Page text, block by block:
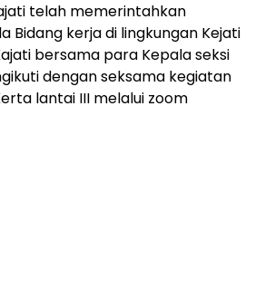
telah memerintahkan
Bidang kerja di lingkungan Kejati
bersama para Kepala seksi
dengan seksama kegiatan
lantai III melalui zoom